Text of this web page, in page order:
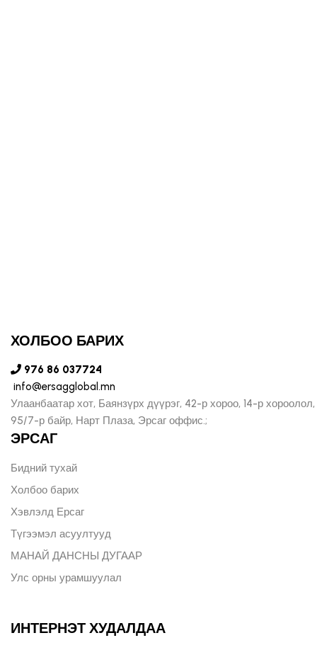
ХОЛБОО БАРИХ
976 86 037724
info@ersagglobal.mn
Улаанбаатар хот, Баянзүрх дүүрэг, 42-р хороо, 14-р хороолол,
95/7-р байр, Нарт Плаза, Эрсаг оффис.;
ЭРСАГ
Бидний тухай
Холбоо барих
Хэвлэлд Ерсаг
Түгээмэл асуултууд
МАНАЙ ДАНСНЫ ДУГААР
Улс орны урамшуулал
ИНТЕРНЭТ ХУДАЛДАА